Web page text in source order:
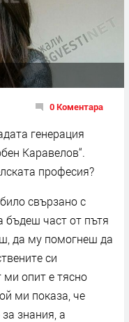
0 Коментара
генерация
Каравелов“.
професия?
свързано с
бъдеш част от пътя
да му помогнеш да
си
опит е тясно
ми показа, че
знания, а